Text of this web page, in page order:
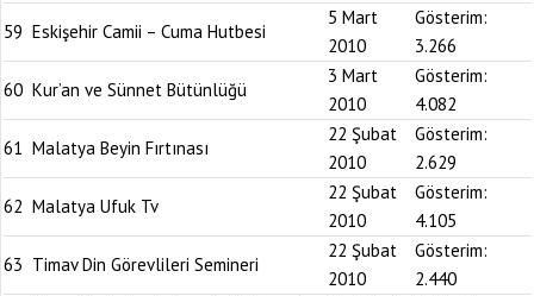
59 Eskişehir Camii – Cuma Hutbesi
5 Mart
2010
Gösterim:
3.266
60 Kur’an ve Sünnet Bütünlüğü
3 Mart
2010
Gösterim:
4.082
61 Malatya Beyin Fırtınası
22 Şubat
2010
Gösterim:
2.629
62 Malatya Ufuk Tv
22 Şubat
2010
Gösterim:
4.105
63 Timav Din Görevlileri Semineri
22 Şubat
2010
Gösterim:
2.440